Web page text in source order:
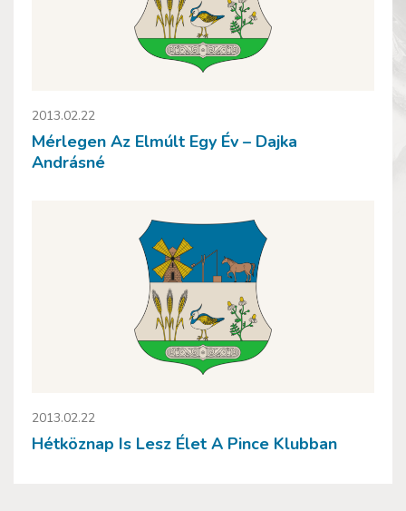
2013.02.22
Mérlegen Az Elmúlt Egy Év – Dajka
Andrásné
2013.02.22
Hétköznap Is Lesz Élet A Pince Klubban